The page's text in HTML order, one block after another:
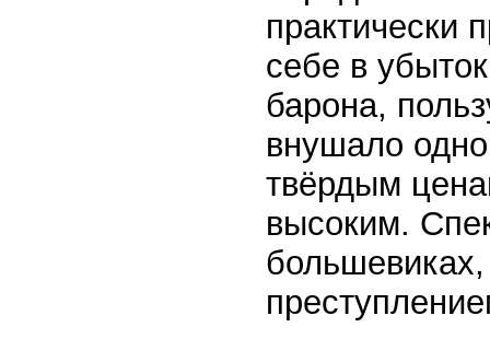
практически
себе в
барона,
внушало
твёрдым
высоким.